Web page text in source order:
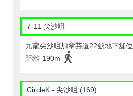
7-11 尖沙咀
九龍尖沙咀加拿芬道22號地下舖位
距離 190m
CircleK - 尖沙咀 (169)